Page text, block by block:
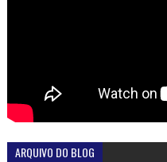
ARQUIVO DO BLOG